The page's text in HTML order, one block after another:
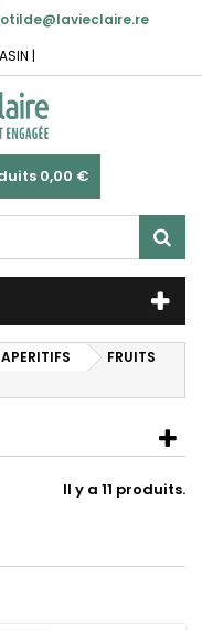
|
0,00 €
FRUITS
Il y a 11 produits.